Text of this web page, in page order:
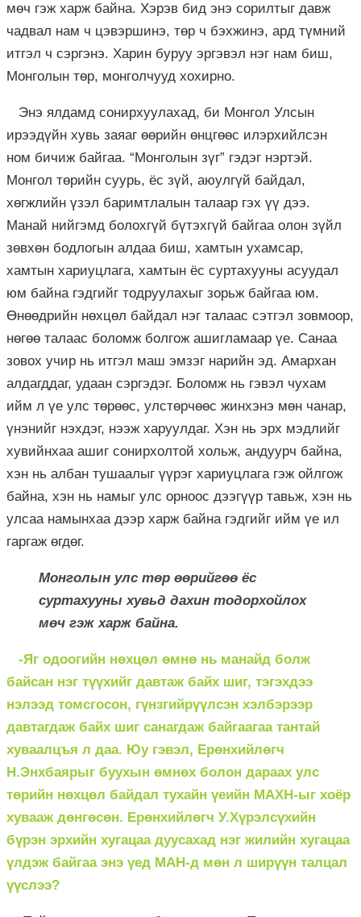
мөч гэж харж байна. Хэрэв бид энэ сорилтыг давж
чадвал нам ч цэвэршинэ, төр ч бэхжинэ, ард түмний
итгэл ч сэргэнэ. Харин буруу эргэвэл нэг нам биш,
Монголын төр, монголчууд хохирно.
Энэ ялдамд сонирхуулахад, би Монгол Улсын
ирээдүйн хувь заяаг өөрийн өнцгөөс илэрхийлсэн
ном бичиж байгаа. “Монголын зүг” гэдэг нэртэй.
Монгол төрийн суурь, ёс зүй, аюулгүй байдал,
хөгжлийн үзэл баримтлалын талаар гэх үү дээ.
Манай нийгэмд болохгүй бүтэхгүй байгаа олон зүйл
зөвхөн бодлогын алдаа биш, хамтын ухамсар,
хамтын хариуцлага, хамтын ёс суртахууны асуудал
юм байна гэдгийг тодруулахыг зорьж байгаа юм.
Өнөөдрийн нөхцөл байдал нэг талаас сэтгэл зовмоор,
нөгөө талаас боломж болгож ашигламаар үе. Санаа
зовох учир нь итгэл маш эмзэг нарийн эд. Амархан
алдагддаг, удаан сэргэдэг. Боломж нь гэвэл чухам
ийм л үе улс төрөөс, улстөрчөөс жинхэнэ мөн чанар,
үнэнийг нэхдэг, нээж харуулдаг. Хэн нь эрх мэдлийг
хувийнхаа ашиг сонирхолтой хольж, андуурч байна,
хэн нь албан тушаалыг үүрэг хариуцлага гэж ойлгож
байна, хэн нь намыг улс орноос дээгүүр тавьж, хэн нь
улсаа намынхаа дээр харж байна гэдгийг ийм үе ил
гаргаж өгдөг.
Монголын улс төр өөрийгөө ёс
суртахууны хувьд дахин тодорхойлох
мөч гэж харж байна.
-Яг одоогийн нөхцөл өмнө нь манайд болж
байсан нэг түүхийг давтаж байх шиг, тэгэхдээ
нэлээд томсгосон, гүнзгийрүүлсэн хэлбэрээр
давтагдаж байх шиг санагдаж байгаагаа тантай
хуваалцъя л даа. Юу гэвэл, Ерөнхийлөгч
Н.Энхбаярыг буухын өмнөх болон дараах улс
төрийн нөхцөл байдал тухайн үеийн МАХН-ыг хоёр
хувааж дөнгөсөн. Ерөнхийлөгч У.Хүрэлсүхийн
бүрэн эрхийн хугацаа дуусахад нэг жилийн хугацаа
үлдэж байгаа энэ үед МАН-д мөн л ширүүн талцал
үүслээ?